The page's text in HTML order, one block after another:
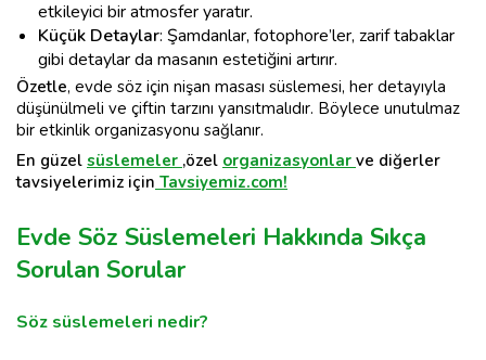
etkileyici bir atmosfer yaratır.
Küçük Detaylar: Şamdanlar, fotophore’ler, zarif tabaklar
gibi detaylar da masanın estetiğini artırır.
Özetle, evde söz için nişan masası süslemesi, her detayıyla
düşünülmeli ve çiftin tarzını yansıtmalıdır. Böylece unutulmaz
bir etkinlik organizasyonu sağlanır.
En güzel süslemeler ,özel organizasyonlar ve diğerler
tavsiyelerimiz için Tavsiyemiz.com!
Evde Söz Süslemeleri Hakkında Sıkça
Sorulan Sorular
Söz süslemeleri nedir?